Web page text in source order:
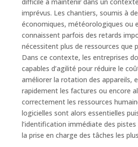
imprévus. Les chantiers, soumis à
économiques, météorologiques ou
connaissent parfois des retards
nécessitent plus de ressources que
Dans ce contexte, les entreprises
capables d’agilité pour réduire le
améliorer la rotation des appareils,
rapidement les factures ou encore
correctement les ressources
logicielles sont alors essentielles
l’identification immédiate des
la prise en charge des tâches les